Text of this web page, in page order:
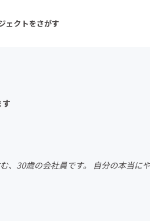
ェクトをさがす
募集終了が近いプロジェクト
フード・飲食店
30歳の会社員です。 自分の本当に